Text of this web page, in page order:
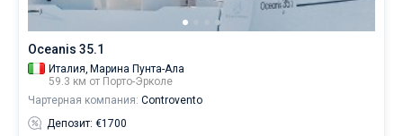
Oceanis 35.1
Италия, Марина Пунта-Ала
59.3 км от Порто-Эрколе
Чартерная компания: Controvento
Депозит: €1700